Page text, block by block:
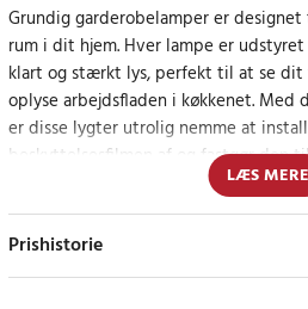
Grundig garderobelamper er
rum i dit hjem. Hver lampe er
klart og stærkt lys, perfekt til at se
oplyse arbejdsfladen i køkkenet. Med
er disse lygter utrolig nemme at
beskyttelsesfilmen af ​​og fastgør den
brug af værktøj. Deres alsidighed gør
natlamper, hvor de nemt kan
behagelig belysning om natten.
LÆS MERE
Prishistorie